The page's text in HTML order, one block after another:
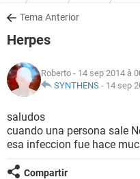
SALUD
FAMILIA
NUTRICIÓN
BIENESTAR
Tema Anterior
Herpes
Roberto - 14 sep 2014 à
SYNTHENS - 14 sep
saludos
cuando una persona sale
esa infeccion fue hace
Compartir